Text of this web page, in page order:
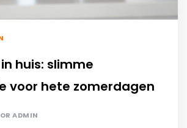
huis: slimme
voor hete zomerdagen
ADMIN